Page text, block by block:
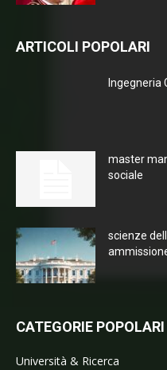
ARTICOLI POPOLARI
Ingegneria
master
sociale
scienze
CATEGORIE POPOLARI
Università & Ricerca